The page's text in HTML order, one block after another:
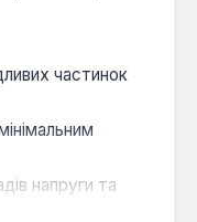
частинок
напруги та